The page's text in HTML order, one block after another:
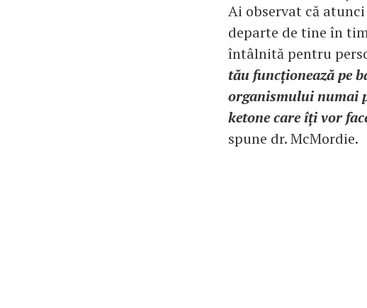
Ai observat că
departe de tine în
întâlnită pentru
tău funcționează pe
organismului numai
ketone care îți vor
spune dr. McMordie.